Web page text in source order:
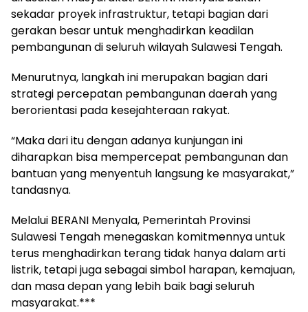
sekadar proyek infrastruktur, tetapi bagian dari
gerakan besar untuk menghadirkan keadilan
pembangunan di seluruh wilayah Sulawesi Tengah.
Menurutnya, langkah ini merupakan bagian dari
strategi percepatan pembangunan daerah yang
berorientasi pada kesejahteraan rakyat.
“Maka dari itu dengan adanya kunjungan ini
diharapkan bisa mempercepat pembangunan dan
bantuan yang menyentuh langsung ke masyarakat,”
tandasnya.
Melalui BERANI Menyala, Pemerintah Provinsi
Sulawesi Tengah menegaskan komitmennya untuk
terus menghadirkan terang tidak hanya dalam arti
listrik, tetapi juga sebagai simbol harapan, kemajuan,
dan masa depan yang lebih baik bagi seluruh
masyarakat.***